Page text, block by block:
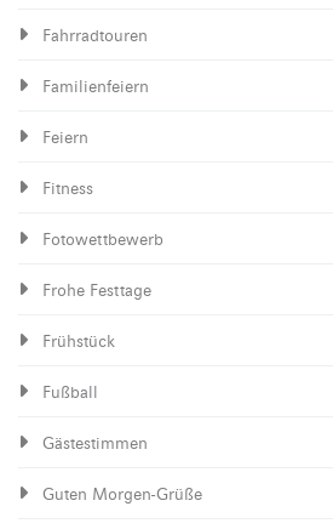
Fahrradtouren
Familienfeiern
Feiern
Fitness
Fotowettbewerb
Frohe Festtage
Frühstück
Fußball
Gästestimmen
Guten Morgen-Grüße